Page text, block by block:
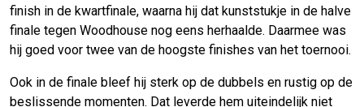
finish in de kwartfinale, waarna hij dat kunststukje in de halve
finale tegen Woodhouse nog eens herhaalde. Daarmee was
hij goed voor twee van de hoogste finishes van het toernooi.
Ook in de finale bleef hij sterk op de dubbels en rustig op de
beslissende momenten. Dat leverde hem uiteindelijk niet